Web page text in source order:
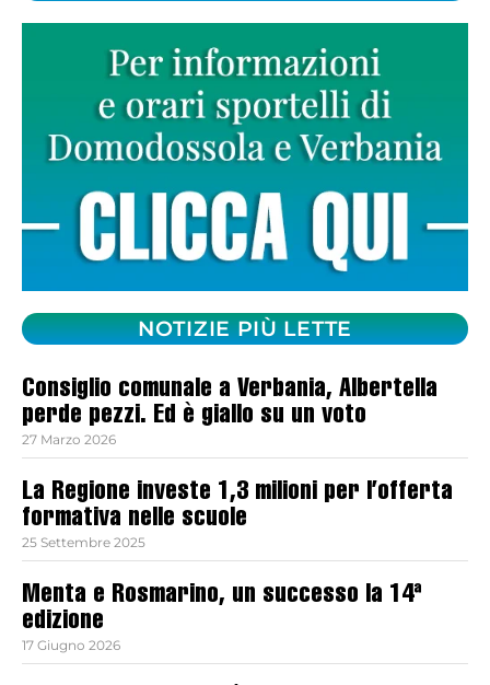
NOTIZIE PIÙ LETTE
Consiglio comunale a Verbania, Albertella
perde pezzi. Ed è giallo su un voto
27 Marzo 2026
La Regione investe 1,3 milioni per l’offerta
formativa nelle scuole
25 Settembre 2025
Menta e Rosmarino, un successo la 14ª
edizione
17 Giugno 2026